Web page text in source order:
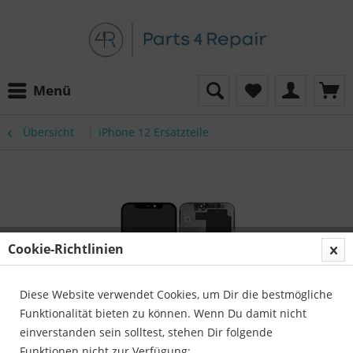
Menü
Übersicht iPhone 12 Ersatzteile
Cookie-Richtlinien
Diese Website verwendet Cookies, um Dir die bestmögliche
Funktionalität bieten zu können. Wenn Du damit nicht
einverstanden sein solltest, stehen Dir folgende